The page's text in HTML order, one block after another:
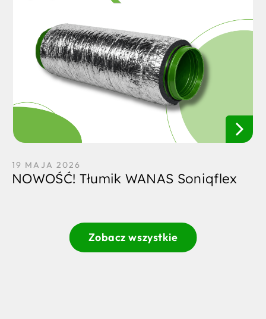
19 MAJA 2026
NOWOŚĆ! Tłumik WANAS Soniqflex
Zobacz wszystkie